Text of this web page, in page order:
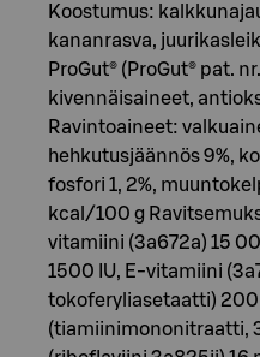
Koostumus:
kananrasva,
ProGut® (ProGut® pat.
kivennäisaineet,
Ravintoaineet:
hehkutusjäännös 9%,
fosfori 1, 2%,
kcal/100 g
vitamiini (3a672a) 15
1500 IU, E-vitamiini
tokoferyliasetaatti)
(tiamiinimononitraatti,